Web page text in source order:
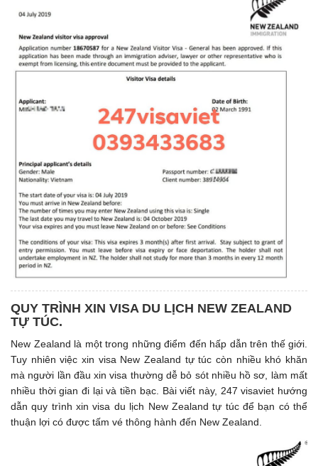
QUY TRÌNH XIN VISA DU LỊCH NEW ZEALAND
TỰ TÚC.
New Zealand là một trong những điểm đến hấp dẫn trên thế giới.
Tuy nhiên việc xin visa New Zealand tự túc còn nhiều khó khăn
mà người lần đầu xin visa thường dễ bỏ sót nhiều hồ sơ, làm mất
nhiều thời gian đi lại và tiền bạc. Bài viết này, 247 visaviet hướng
dẫn quy trình xin visa du lịch New Zealand tự túc để bạn có thể
thuận lợi có được tấm vé thông hành đến New Zealand.